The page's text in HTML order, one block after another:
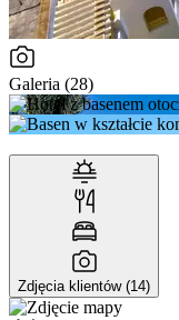
Galeria (28)
Zdjęcia klientów (14)